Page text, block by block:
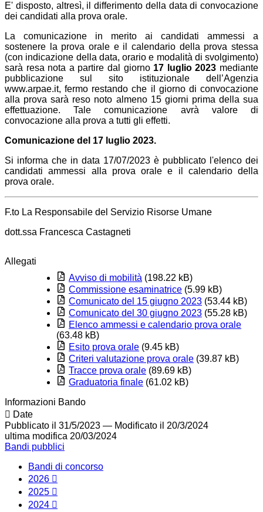
E' disposto, altresì, il differimento della data di convocazione
dei candidati alla prova orale.
La comunicazione in merito ai candidati ammessi a
sostenere la prova orale e il calendario della prova stessa
(con indicazione della data, orario e modalità di svolgimento)
sarà resa nota a partire dal giorno 17 luglio 2023 mediante
pubblicazione sul sito istituzionale dell’Agenzia
www.arpae.it, fermo restando che il giorno di convocazione
alla prova sarà reso noto almeno 15 giorni prima della sua
effettuazione. Tale comunicazione avrà valore di
convocazione alla prova a tutti gli effetti.
Comunicazione del 17 luglio 2023.
Si informa che in data 17/07/2023 è pubblicato l'elenco dei
candidati ammessi alla prova orale e il calendario della
prova orale.
F.to La Responsabile del Servizio Risorse Umane
dott.ssa Francesca Castagneti
Allegati
Avviso di mobilità (198.22 kB)
Commissione esaminatrice (5.99 kB)
Comunicato del 15 giugno 2023 (53.44 kB)
Comunicato del 30 giugno 2023 (55.28 kB)
Elenco ammessi e calendario prova orale
(63.48 kB)
Esito prova orale (9.45 kB)
Criteri valutazione prova orale (39.87 kB)
Tracce prova orale (89.69 kB)
Graduatoria finale (61.02 kB)
Informazioni Bando
Date
Pubblicato il 31/5/2023 — Modificato il 20/3/2024
ultima modifica 20/03/2024
Bandi pubblici
Bandi di concorso
2026
2025
2024